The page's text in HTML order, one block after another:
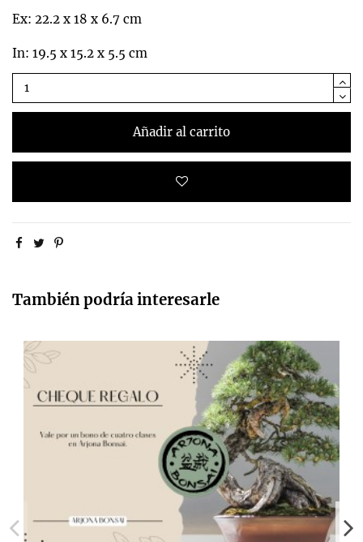
Ex: 22.2 x 18 x 6.7 cm
In: 19.5 x 15.2 x 5.5 cm
Añadir al carrito
También podría interesarle